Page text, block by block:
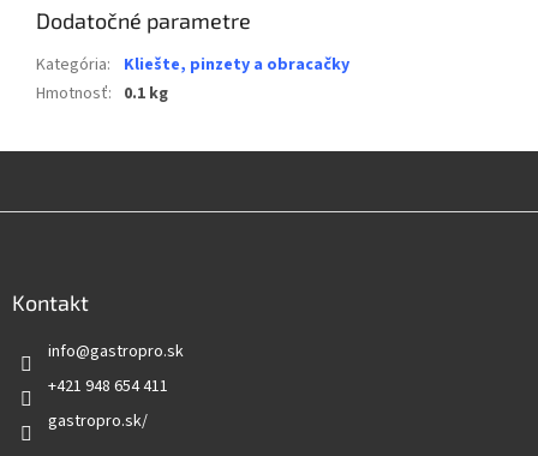
Dodatočné parametre
Kategória:
Kliešte, pinzety a obracačky
Hmotnosť: 0.1 kg
Kontakt
info@gastropro.sk
+421 948 654 411
gastropro.sk/